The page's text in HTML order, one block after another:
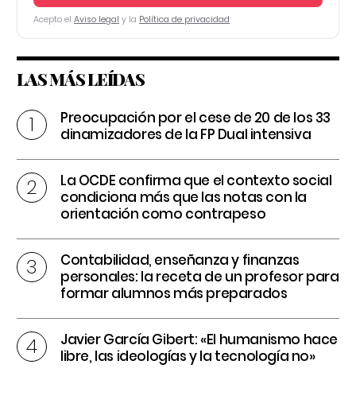
Acepto el Aviso legal y la Política de privacidad
LAS MÁS LEÍDAS
Preocupación por el cese de 20 de los 33
dinamizadores de la FP Dual intensiva
La OCDE confirma que el contexto social
condiciona más que las notas con la
orientación como contrapeso
Contabilidad, enseñanza y finanzas
personales: la receta de un profesor para
formar alumnos más preparados
Javier García Gibert: «El humanismo hace
libre, las ideologías y la tecnología no»